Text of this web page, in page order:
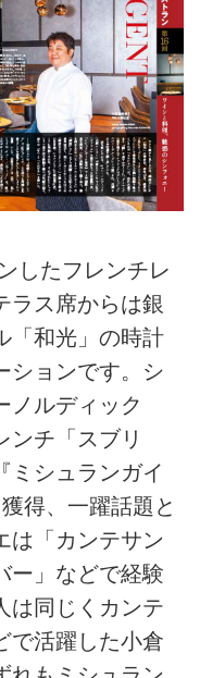
したフレンチレ
ラス席からは銀
「和光」の時計
ションです。シ
ノルディック
ンチ「スブリ
ミシュランガイ
得、一躍話題と
は「カンテサン
ー」などで経験
は同じくカンテ
で活躍した小倉